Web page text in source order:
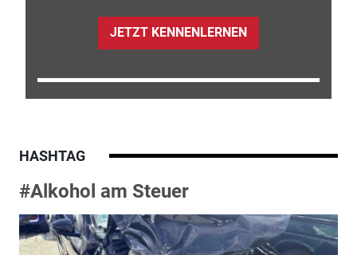
JETZT KENNENLERNEN
HASHTAG
#Alkohol am Steuer